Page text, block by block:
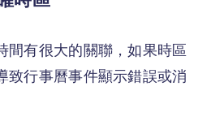
間有很大的關聯，如果時區
致行事曆事件顯示錯誤或消